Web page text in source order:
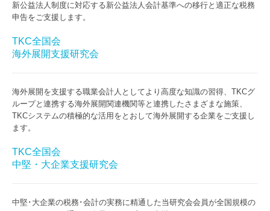
先輩職員の声
研修・キャリアプラン
募集要項（経理総務）
経営者お役立ち情報
新公益法人制度に対応する新公益法人会計基準への移行と適正な税務
申告をご支援します。
TKC全国会
海外展開支援研究会
海外展開を支援する職業会計人としてより高度な知識の習得、TKCグ
ループと連携する海外展開関連機関等と連携したさまざまな施策、
TKCシステムの積極的な活用をとおして海外展開する企業をご支援し
ます。
TKC全国会
中堅・大企業支援研究会
中堅･大企業の税務･会計の実務に精通した当研究会会員が全国規模の